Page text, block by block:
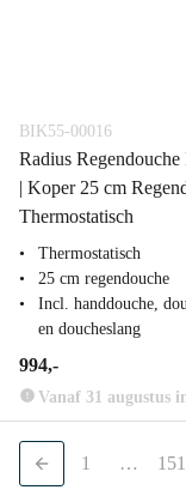
BIK55-00016
Radius
| Koper 25 cm
Thermostatisch
Thermostatisch
25 cm regendouche
Incl. handdouche,
en doucheslang
994,-
Vanaf 31 augustus
1 … 151